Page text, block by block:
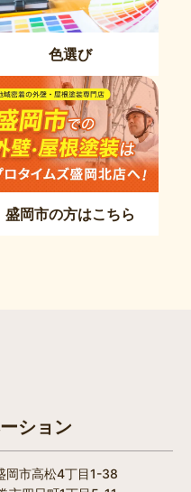
色選び
盛岡市の方はこちら
ション
岡市高松4丁目1-38​